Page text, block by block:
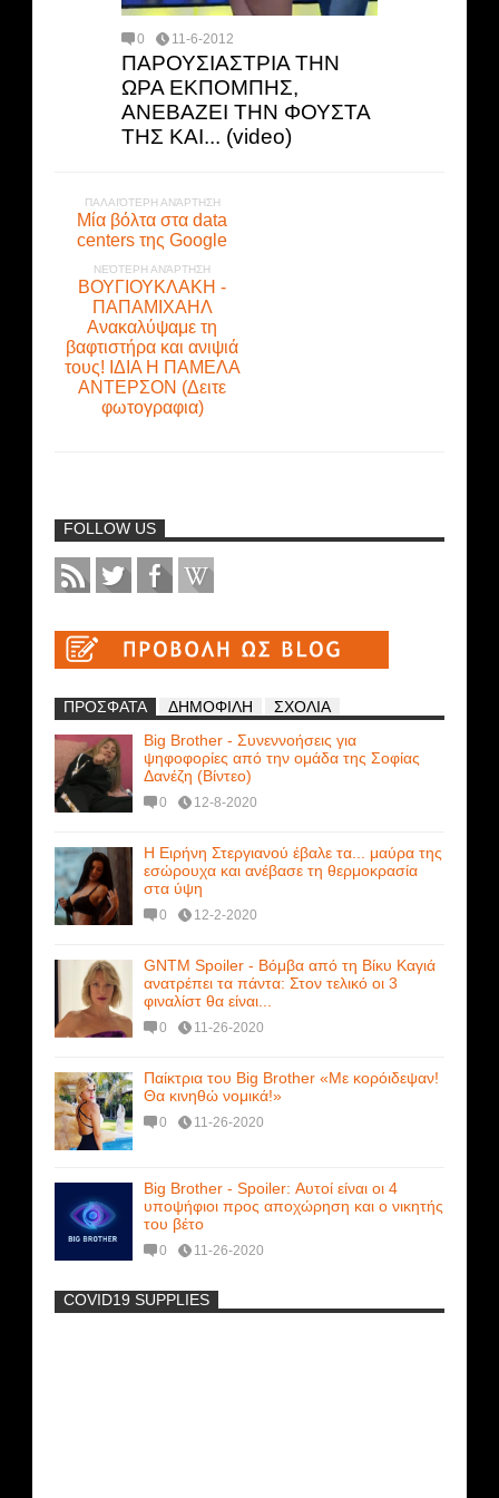
0 11-6-2012
ΠΑΡΟΥΣΙΑΣΤΡΙΑ ΤΗΝ
ΩΡΑ ΕΚΠΟΜΠΗΣ,
ΑΝΕΒΑΖΕΙ ΤΗΝ ΦΟΥΣΤΑ
ΤΗΣ ΚΑΙ... (video)
ΠΑΛΑΙΌΤΕΡΗ ΑΝΆΡΤΗΣΗ
Μία βόλτα στα data
centers της Google
ΝΕΌΤΕΡΗ ΑΝΆΡΤΗΣΗ
ΒΟΥΓΙΟΥΚΛΑΚΗ -
ΠΑΠΑΜΙΧΑΗΛ
Ανακαλύψαμε τη
βαφτιστήρα και ανιψιά
τους! ΙΔΙΑ Η ΠΑΜΕΛΑ
ΑΝΤΕΡΣΟΝ (Δειτε
φωτογραφια)
FOLLOW US
ΠΡΟΣΦΑΤΑ ΔΗΜΟΦΙΛΗ
ΣΧΟΛΙΑ
Big Brother - Συνεννοήσεις για
ψηφοφορίες από την ομάδα της Σοφίας
Δανέζη (Βίντεο)
0 12-8-2020
Η Ειρήνη Στεργιανού έβαλε τα... μαύρα της
εσώρουχα και ανέβασε τη θερμοκρασία
στα ύψη
0 12-2-2020
GNTM Spoiler - Βόμβα από τη Βίκυ Καγιά
ανατρέπει τα πάντα: Στον τελικό οι 3
φιναλίστ θα είναι...
0 11-26-2020
Παίκτρια του Big Brother «Με κορόιδεψαν!
Θα κινηθώ νομικά!»
0 11-26-2020
Big Brother - Spoiler: Αυτοί είναι οι 4
υποψήφιοι προς αποχώρηση και ο νικητής
του βέτο
0 11-26-2020
-
COVID19 SUPPLIES